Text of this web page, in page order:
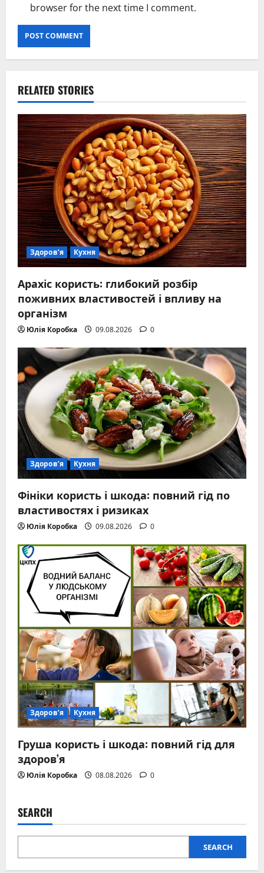
browser for the next time I comment.
RELATED STORIES
Здоров’я Кухня
Арахіс користь: глибокий розбір
поживних властивостей і впливу на
організм
Юлія Коробка 09.08.2026 0
Здоров’я Кухня
Фініки користь і шкода: повний гід по
властивостях і ризиках
Юлія Коробка 09.08.2026 0
Здоров’я Кухня
Груша користь і шкода: повний гід для
здоров’я
Юлія Коробка 08.08.2026 0
SEARCH
SEARCH